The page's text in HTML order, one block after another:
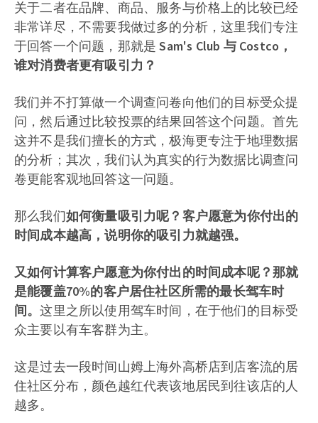
关于二者在品牌、商品、服务与价格上的比较已经
非常详尽，不需要我做过多的分析，这里我们专注
于回答一个问题，那就是Sam's Club 与 Costco，
谁对消费者更有吸引力？
我们并不打算做一个调查问卷向他们的目标受众提
问，然后通过比较投票的结果回答这个问题。首先
这并不是我们擅长的方式，极海更专注于地理数据
的分析；其次，我们认为真实的行为数据比调查问
卷更能客观地回答这一问题。
那么我们如何衡量吸引力呢？客户愿意为你付出的
时间成本越高，说明你的吸引力就越强。
又如何计算客户愿意为你付出的时间成本呢？那就
是能覆盖70%的客户居住社区所需的最长驾车时
间。这里之所以使用驾车时间，在于他们的目标受
众主要以有车客群为主。
这是过去一段时间山姆上海外高桥店到店客流的居
住社区分布，颜色越红代表该地居民到往该店的人
越多。